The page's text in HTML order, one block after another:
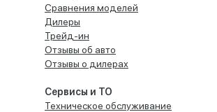
Сравнения моделей
Дилеры
Трейд-ин
Отзывы об авто
Отзывы о дилерах
Сервисы и ТО
Техническое обслуживание